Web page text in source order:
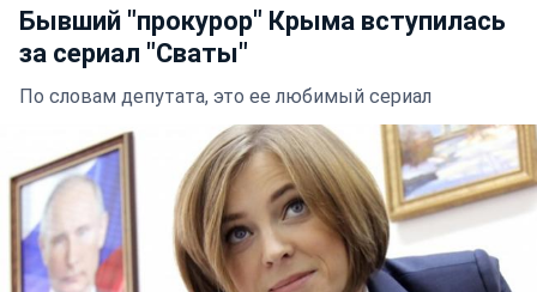
Бывший "прокурор" Крыма вступилась
за сериал "Сваты"
По словам депутата, это ее любимый сериал